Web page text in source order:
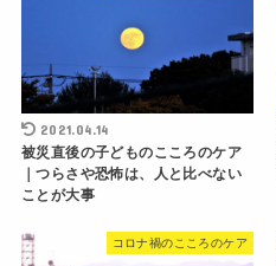
2021.04.14
被災直後の子どものこころのケア
｜つらさや恐怖は、人と比べない
ことが大事
コロナ禍のこころのケア